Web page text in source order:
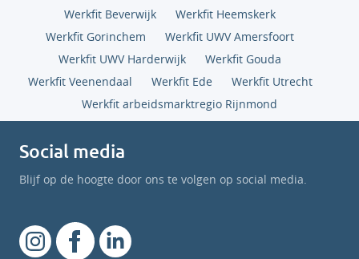
Werkfit Beverwijk
Werkfit Heemskerk
Werkfit Gorinchem
Werkfit UWV Amersfoort
Werkfit UWV Harderwijk
Werkfit Gouda
Werkfit Veenendaal
Werkfit Ede
Werkfit Utrecht
Werkfit arbeidsmarktregio Rijnmond
Social media
Blijf op de hoogte door ons te volgen op social media.